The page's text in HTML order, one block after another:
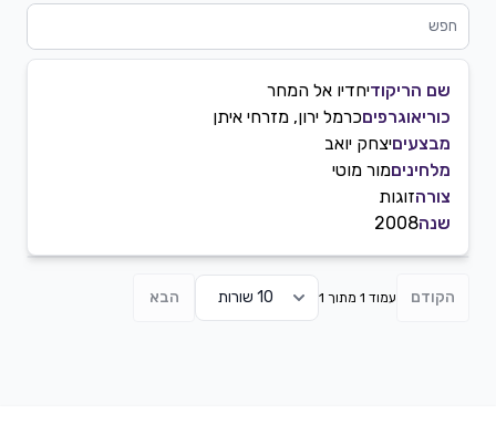
שם הריקודיחדיו אל המחר
כוריאוגרפיםכרמל ירון, מזרחי איתן
מבצעיםיצחק יואב
מלחיניםמור מוטי
צורהזוגות
שנה2008
הקודם עמוד 1 מתוך 1 הבא